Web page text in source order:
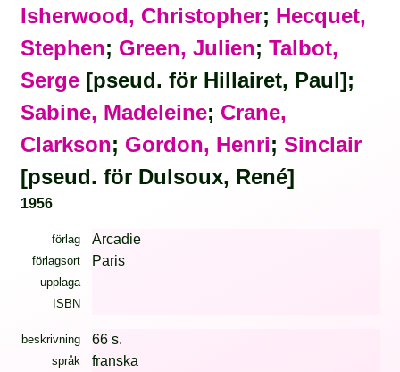
Isherwood, Christopher; Hecquet,
Stephen; Green, Julien; Talbot,
Serge[pseud. för Hillairet, Paul];
Sabine, Madeleine; Crane,
Clarkson; Gordon, Henri; Sinclair
[pseud. för Dulsoux, René]
1956
förlag Arcadie
förlagsort Paris
upplaga
ISBN
beskrivning 66 s.
språk franska